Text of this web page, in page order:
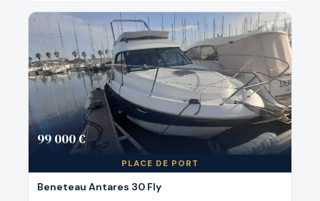
99 000 €
PLACE DE PORT
Beneteau Antares 30 Fly